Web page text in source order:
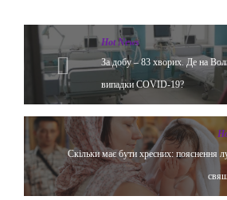
Hot News
За добу – 83 хворих. Де на
випадки COVID-19?
Скільки має бути хресних: пояснення